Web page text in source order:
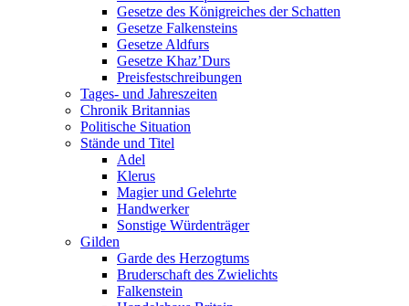
Gesetze des Königreiches der Schatten
Gesetze Falkensteins
Gesetze Aldfurs
Gesetze Khaz’Durs
Preisfestschreibungen
Tages- und Jahreszeiten
Chronik Britannias
Politische Situation
Stände und Titel
Adel
Klerus
Magier und Gelehrte
Handwerker
Sonstige Würdenträger
Gilden
Garde des Herzogtums
Bruderschaft des Zwielichts
Falkenstein